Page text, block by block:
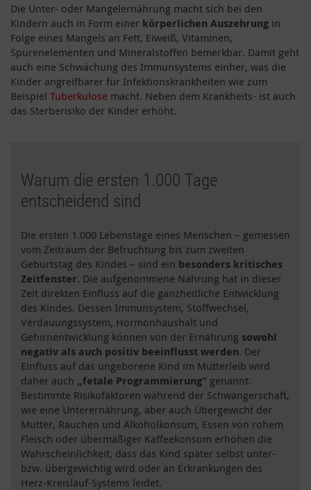
Die Unter- oder Mangelernährung macht sich bei den
Kindern auch in Form einer körperlichen Auszehrung in
Folge eines Mangels an Fett, Eiweiß, Vitaminen,
Spurenelementen und Mineralstoffen bemerkbar. Damit geht
auch eine Schwächung des Immunsystems einher, was die
Kinder angreifbarer für Infektionskrankheiten wie zum
Beispiel Tuberkulose macht. Neben dem Krankheits- ist auch
das Sterberisiko der Kinder erhöht.
Warum die ersten 1.000 Tage
entscheidend sind
Die ersten 1.000 Lebenstage eines Menschen – gemessen
vom Zeitraum der Befruchtung bis zum zweiten
Geburtstag des Kindes – sind ein besonders kritisches
Zeitfenster. Die aufgenommene Nahrung hat in dieser
Zeit direkten Einfluss auf die ganzheitliche Entwicklung
des Kindes. Dessen Immunsystem, Stoffwechsel,
Verdauungssystem, Hormonhaushalt und
Gehirnentwicklung können von der Ernährung sowohl
negativ als auch positiv beeinflusst werden. Der
Einfluss auf das ungeborene Kind im Mutterleib wird
daher auch „fetale Programmierung“ genannt.
Bestimmte Risikofaktoren während der Schwangerschaft,
wie eine Unterernährung, aber auch Übergewicht der
Mutter, Rauchen und Alkoholkonsum, Essen von rohem
Fleisch oder übermäßiger Kaffeekonsum erhöhen die
Wahrscheinlichkeit, dass das Kind später selbst unter-
bzw. übergewichtig wird oder an Erkrankungen des
Herz-Kreislauf-Systems leidet.